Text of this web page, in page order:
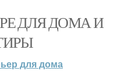
ДЛЯ ДОМА И
для дома